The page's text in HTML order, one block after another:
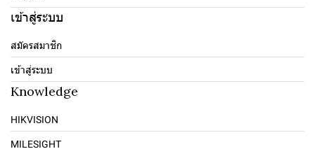
เข้าสู่ระบบ
สมัครสมาชิก
เข้าสู่ระบบ
Knowledge
HIKVISION
MILESIGHT